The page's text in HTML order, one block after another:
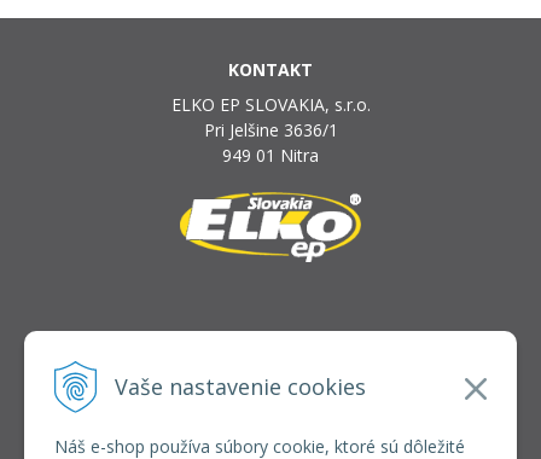
Vaše nastavenie cookies
Náš e-shop používa súbory cookie, ktoré sú dôležité
KONTAKT
ELKO EP SLOVAKIA, s.r.o.
Pri Jelšine 3636/1
949 01 Nitra
INFOLINKA
+421 37 6586 731